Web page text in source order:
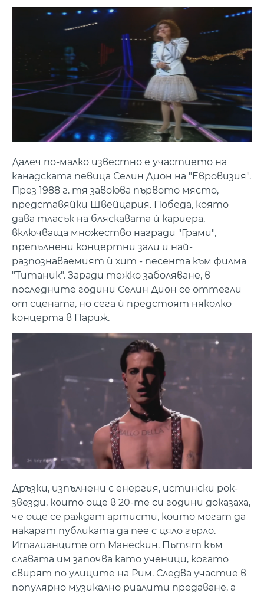
Далеч по-малко известно е участието на
канадската певица Селин Дион на "Евровизия".
През 1988 г. тя завоюва първото място,
представяйки Швейцария. Победа, която
дава тласък на бляскавата ѝ кариера,
включваща множество награди "Грами",
препълнени концертни зали и най-
разпознаваемият ѝ хит - песента към филма
"Титаник". Заради тежко заболяване, в
последните години Селин Дион се оттегли
от сцената, но сега ѝ предстоят няколко
концерта в Париж.
Дръзки, изпълнени с енергия, истински рок-
звезди, които още в 20-те си години доказаха,
че още се раждат артисти, които могат да
накарат публиката да пее с цяло гърло.
Италианците от Манескин. Пътят към
славата им започва като ученици, когато
свирят по улиците на Рим. Следва участие в
популярно музикално риалити предаване, а